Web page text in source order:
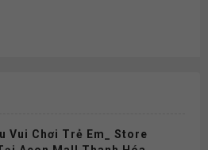
Vui Chơi Trẻ Em_ Store